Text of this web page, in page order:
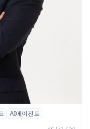
이창헌 영입…
AI에이전트